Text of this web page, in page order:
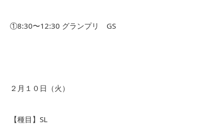
①8:30〜12:30 グランプリ GS
２月１０日（火）
【種目】SL